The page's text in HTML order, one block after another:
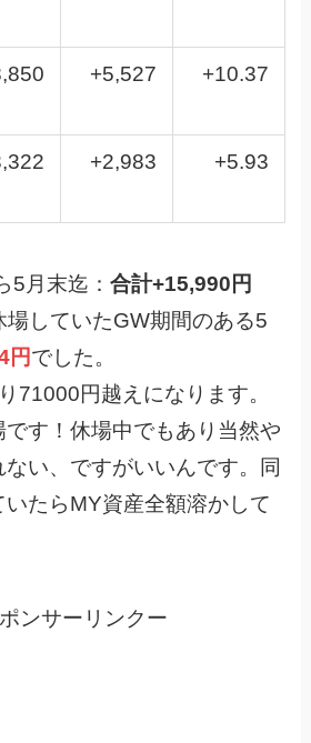
+5,527 +10.37
+2,983 +5.93
5月末迄：合計+15,990円
場していたGW期間のある5
円でした。
71000円越えになります。
す！休場中でもあり当然や
ない、ですがいいんです。同
いたらMY資産全額溶かして
ンサーリンクー